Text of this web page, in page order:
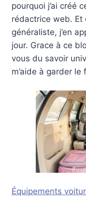
pourquoi j’ai créé
rédactrice web. Et
généraliste, j’en
jour. Grace à ce
vous du savoir
m’aide à garder le
Équipements